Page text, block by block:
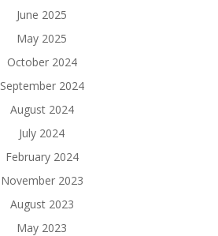
June 2025
May 2025
October 2024
September 2024
August 2024
July 2024
February 2024
November 2023
August 2023
May 2023